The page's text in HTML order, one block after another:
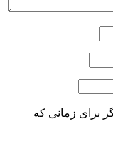
برای زمانی که